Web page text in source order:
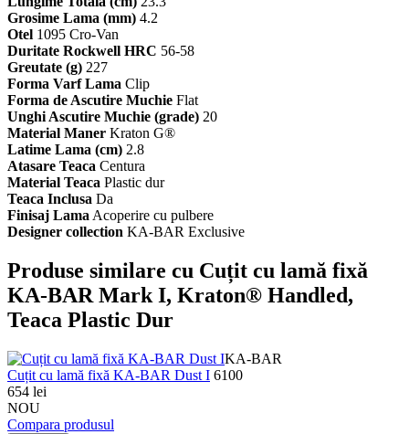
Grosime Lama (mm) 4.2
Otel 1095 Cro-Van
Duritate Rockwell HRC 56-58
Greutate (g) 227
Forma Varf Lama Clip
Forma de Ascutire Muchie Flat
Unghi Ascutire Muchie (grade) 20
Material Maner Kraton G®
Latime Lama (cm) 2.8
Atasare Teaca Centura
Material Teaca Plastic dur
Teaca Inclusa Da
Finisaj Lama Acoperire cu pulbere
Designer collection KA-BAR Exclusive
Produse similare cu Cuțit cu lamă fixă
KA-BAR Mark I, Kraton® Handled,
Teaca Plastic Dur
KA-BAR
Cuțit cu lamă fixă KA-BAR Dust I 6100
654 lei
NOU
Compara produsul